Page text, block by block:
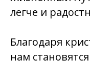
легче и
Благодаря
нам